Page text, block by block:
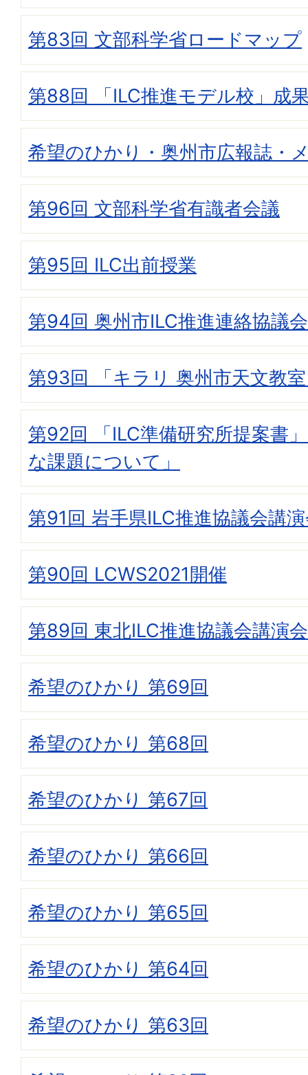
第83回 文部科学省ロードマップ
第88回 「ILC推進モデル校」成
希望のひかり・奥州市広報誌・
第96回 文部科学省有識者会議
第95回 ILC出前授業
第94回 奥州市ILC推進連絡協議会
第93回 「キラリ 奥州市天文教
第92回 「ILC準備研究所提案書
な課題について」
第91回 岩手県ILC推進協議会講
第90回 LCWS2021開催
第89回 東北ILC推進協議会講演会
希望のひかり 第69回
希望のひかり 第68回
希望のひかり 第67回
希望のひかり 第66回
希望のひかり 第65回
希望のひかり 第64回
希望のひかり 第63回